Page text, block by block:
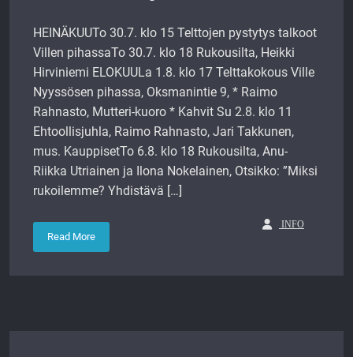
HEINÄKUUTo 30.7. klo 15 Telttojen pystytys talkoot
Villen pihassaTo 30.7. klo 18 Rukousilta, Heikki
Hirviniemi ELOKUULa 1.8. klo 17 Telttakokous Ville
Nyyssösen pihassa, Oksmanintie 9, * Raimo
Rahnasto, Mutteri-kuoro * Kahvit Su 2.8. klo 11
Ehtoollisjuhla, Raimo Rahnasto, Jari Takkunen,
mus. KauppisetTo 6.8. klo 18 Rukousilta, Anu-
Riikka Utriainen ja Ilona Nokelainen, Otsikko: ”Miksi
rukoilemme? Yhdistävä […]
Read More
INFO